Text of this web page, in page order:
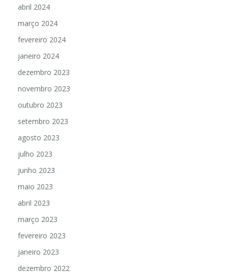
abril 2024
março 2024
fevereiro 2024
janeiro 2024
dezembro 2023
novembro 2023
outubro 2023
setembro 2023
agosto 2023
julho 2023
junho 2023
maio 2023
abril 2023
março 2023
fevereiro 2023
janeiro 2023
dezembro 2022